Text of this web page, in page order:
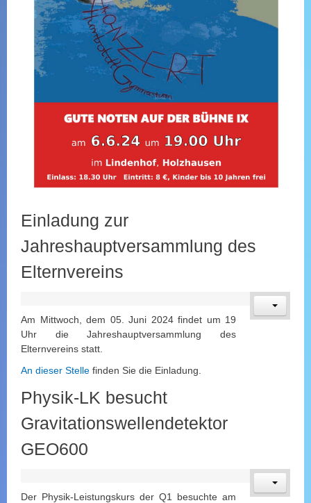
Einladung zur
Jahreshauptversammlung des
Elternvereins
Am Mittwoch, dem 05. Juni 2024 findet um 19
Uhr die Jahreshauptversammlung des
Elternvereins statt.
An dieser Stelle finden Sie die Einladung.
Physik-LK besucht
Gravitationswellendetektor
GEO600
Der Physik-Leistungskurs der Q1 besuchte am